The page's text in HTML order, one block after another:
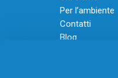
Per l’ambiente
Contatti
Blog
Guadagna